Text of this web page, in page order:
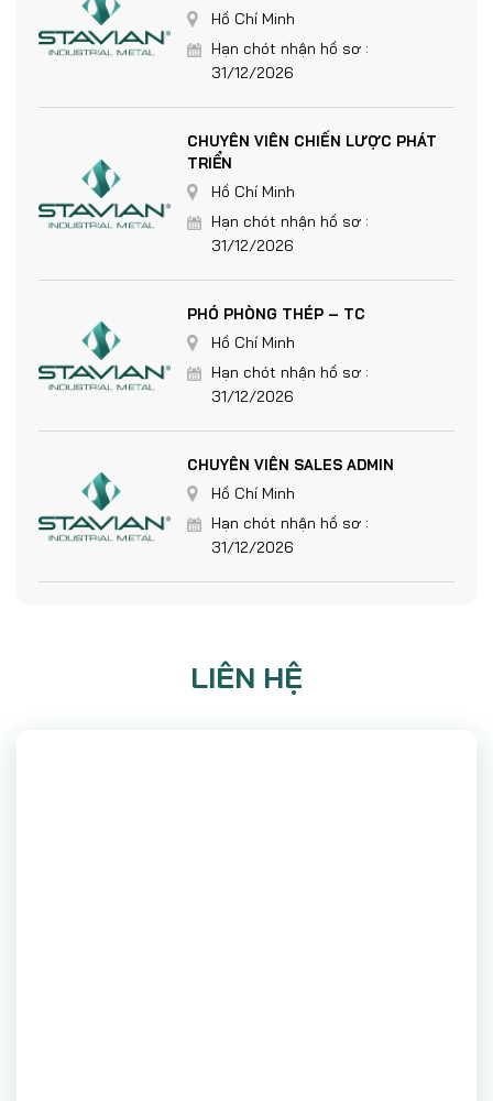
Hồ Chí Minh
Hạn chót nhận hồ sơ :
31/12/2026
CHUYÊN VIÊN CHIẾN LƯỢC PHÁT
TRIỂN
Hồ Chí Minh
Hạn chót nhận hồ sơ :
31/12/2026
PHÓ PHÒNG THÉP – TC
Hồ Chí Minh
Hạn chót nhận hồ sơ :
31/12/2026
CHUYÊN VIÊN SALES ADMIN
Hồ Chí Minh
Hạn chót nhận hồ sơ :
31/12/2026
LIÊN HỆ